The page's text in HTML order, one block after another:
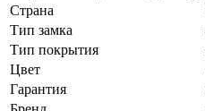
Страна
Тип замка
Тип покрытия
Цвет
Гарантия